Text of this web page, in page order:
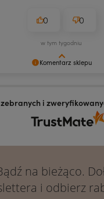
Komentarz sklepu
0 0
w tym tygodniu
zebranych i